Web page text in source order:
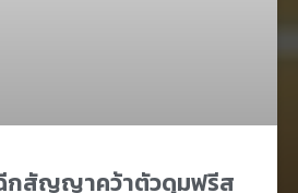
กสัญญาคว้าตัวดุมฟรีส